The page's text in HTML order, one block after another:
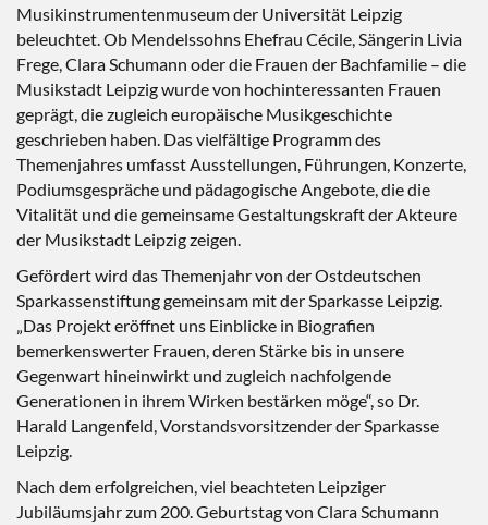
Musikinstrumentenmuseum der Universität Leipzig
beleuchtet. Ob Mendelssohns Ehefrau Cécile, Sängerin Livia
Frege, Clara Schumann oder die Frauen der Bachfamilie – die
Musikstadt Leipzig wurde von hochinteressanten Frauen
geprägt, die zugleich europäische Musikgeschichte
geschrieben haben. Das vielfältige Programm des
Themenjahres umfasst Ausstellungen, Führungen, Konzerte,
Podiumsgespräche und pädagogische Angebote, die die
Vitalität und die gemeinsame Gestaltungskraft der Akteure
der Musikstadt Leipzig zeigen.
Gefördert wird das Themenjahr von der Ostdeutschen
Sparkassenstiftung gemeinsam mit der Sparkasse Leipzig.
„Das Projekt eröffnet uns Einblicke in Biografien
bemerkenswerter Frauen, deren Stärke bis in unsere
Gegenwart hineinwirkt und zugleich nachfolgende
Generationen in ihrem Wirken bestärken möge“, so Dr.
Harald Langenfeld, Vorstandsvorsitzender der Sparkasse
Leipzig.
Nach dem erfolgreichen, viel beachteten Leipziger
Jubiläumsjahr zum 200. Geburtstag von Clara Schumann